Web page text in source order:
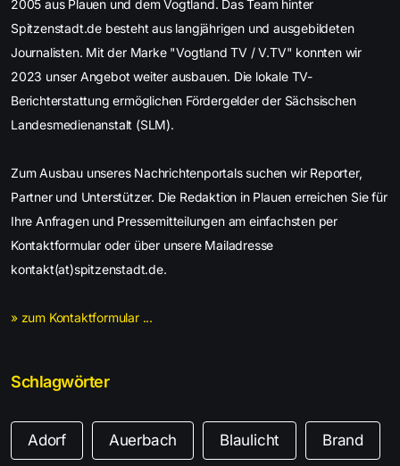
2005 aus Plauen und dem Vogtland. Das Team hinter
Spitzenstadt.de besteht aus langjährigen und ausgebildeten
Journalisten. Mit der Marke "Vogtland TV / V.TV" konnten wir
2023 unser Angebot weiter ausbauen. Die lokale TV-
Berichterstattung ermöglichen Fördergelder der Sächsischen
Landesmedienanstalt (SLM).
Zum Ausbau unseres Nachrichtenportals suchen wir Reporter,
Partner und Unterstützer. Die Redaktion in Plauen erreichen Sie für
Ihre Anfragen und Pressemitteilungen am einfachsten per
Kontaktformular oder über unsere Mailadresse
kontakt(at)spitzenstadt.de.
» zum Kontaktformular ...
Schlagwörter
Adorf Auerbach Blaulicht Brand